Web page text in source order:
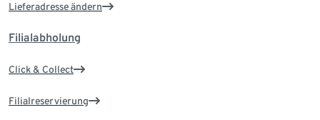
Lieferadresse ändern
Filialabholung
Click & Collect
Filialreservierung